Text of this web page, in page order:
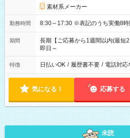
素材系メーカー
勤務時間 8:30～17:30 ※表記のうち実働
期間
長期【ご応募から1週間以内(最短
即日～
特徴 日払いOK / 履歴書不要 / 電話対応
気になる！ 応募する
未読